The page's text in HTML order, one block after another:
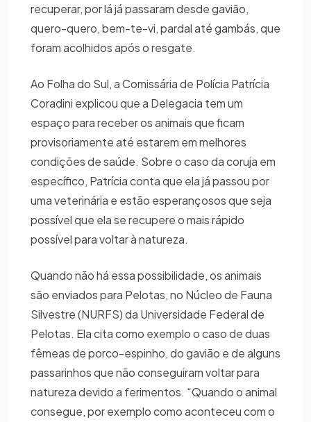
recuperar, por lá já passaram desde gavião,
quero-quero, bem-te-vi, pardal até gambás, que
foram acolhidos após o resgate.
Ao Folha do Sul, a Comissária de Polícia Patrícia
Coradini explicou que a Delegacia tem um
espaço para receber os animais que ficam
provisoriamente até estarem em melhores
condições de saúde. Sobre o caso da coruja em
específico, Patrícia conta que ela já passou por
uma veterinária e estão esperançosos que seja
possível que ela se recupere o mais rápido
possível para voltar à natureza.
Quando não há essa possibilidade, os animais
são enviados para Pelotas, no Núcleo de Fauna
Silvestre (NURFS) da Universidade Federal de
Pelotas. Ela cita como exemplo o caso de duas
fêmeas de porco-espinho, do gavião e de alguns
passarinhos que não conseguiram voltar para
natureza devido a ferimentos. “Quando o animal
consegue, por exemplo como aconteceu com o